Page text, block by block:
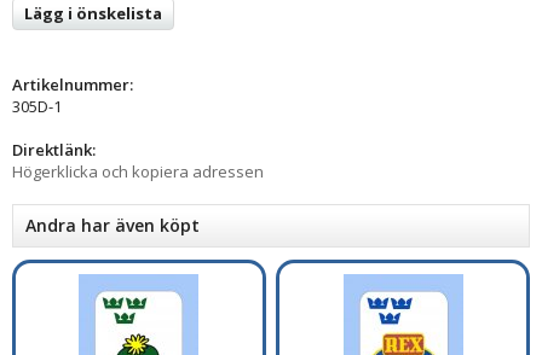
Lägg i önskelista
Artikelnummer:
305D-1
Direktlänk:
Högerklicka och kopiera adressen
Andra har även köpt